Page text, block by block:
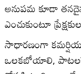
అనుపమ కూడా
ఎంచుకుంటూ
సాధారణంగా
ఒలకబోయాలి,